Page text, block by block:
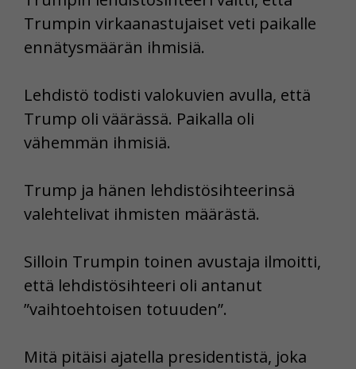
Trumpin virkaanastujaiset veti paikalle
ennätysmäärän ihmisiä.
Lehdistö todisti valokuvien avulla, että
Trump oli väärässä. Paikalla oli
vähemmän ihmisiä.
Trump ja hänen lehdistösihteerinsä
valehtelivat ihmisten määrästä.
Silloin Trumpin toinen avustaja ilmoitti,
että lehdistösihteeri oli antanut
”vaihtoehtoisen totuuden”.
Mitä pitäisi ajatella presidentistä, joka